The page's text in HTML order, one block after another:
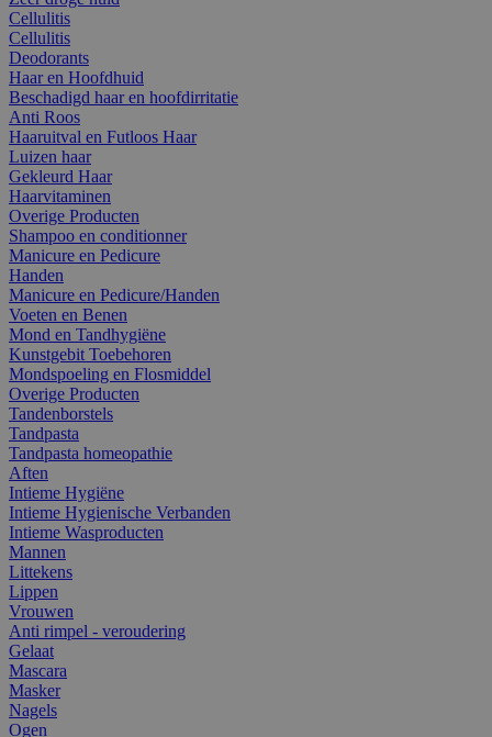
Cellulitis
Cellulitis
Deodorants
Haar en Hoofdhuid
Beschadigd haar en hoofdirritatie
Anti Roos
Haaruitval en Futloos Haar
Luizen haar
Gekleurd Haar
Haarvitaminen
Overige Producten
Shampoo en conditionner
Manicure en Pedicure
Handen
Manicure en Pedicure/Handen
Voeten en Benen
Mond en Tandhygiëne
Kunstgebit Toebehoren
Mondspoeling en Flosmiddel
Overige Producten
Tandenborstels
Tandpasta
Tandpasta homeopathie
Aften
Intieme Hygiëne
Intieme Hygienische Verbanden
Intieme Wasproducten
Mannen
Littekens
Lippen
Vrouwen
Anti rimpel - veroudering
Gelaat
Mascara
Masker
Nagels
Ogen